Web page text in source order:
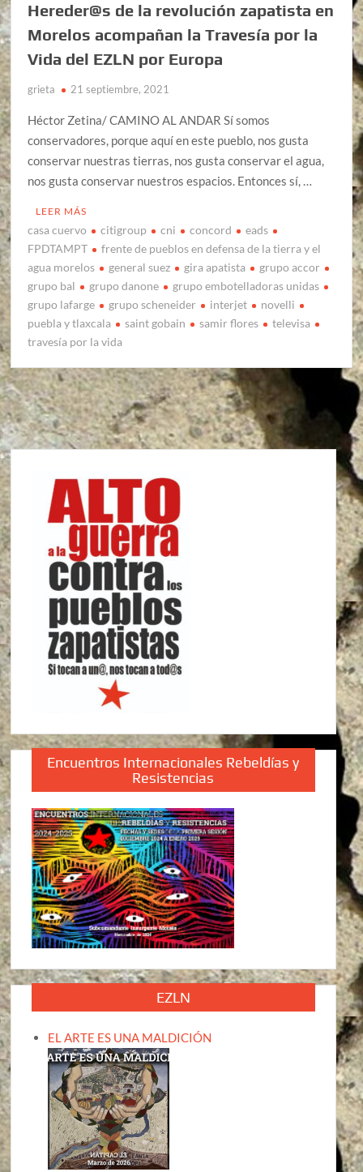
Hereder@s de la revolución zapatista en
Morelos acompañan la Travesía por la
Vida del EZLN por Europa
grieta 21 septiembre, 2021
Héctor Zetina/ CAMINO AL ANDAR Sí somos
conservadores, porque aquí en este pueblo, nos gusta
conservar nuestras tierras, nos gusta conservar el agua,
nos gusta conservar nuestros espacios. Entonces sí, …
LEER MÁS
casa cuervo citigroup cni concord
eads
FPDTAMPT
frente de pueblos en defensa de la tierra y el
agua morelos
general suez gira apatista
grupo accor
grupo bal
grupo danone
grupo embotelladoras unidas
grupo lafarge
grupo scheneider interjet
novelli
puebla y tlaxcala
saint gobain samir flores
televisa
travesía por la vida
Encuentros Internacionales Rebeldías y
Resistencias
EZLN
EL ARTE ES UNA MALDICIÓN